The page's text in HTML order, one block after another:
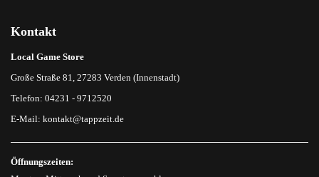
Kontakt
Local Game Store
Große Straße 81, 27283 Verden (Innenstadt)
Telefon: 04231 - 9712520
E-Mail: kontakt@tappzeit.de
Öffnungszeiten: